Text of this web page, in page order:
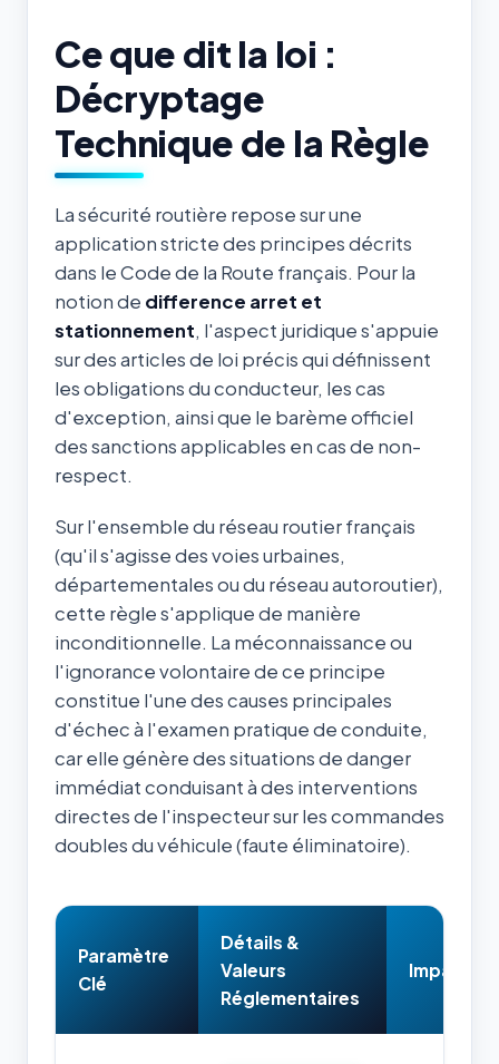
Ce que dit la loi :
Décryptage
Technique de la Règle
La sécurité routière repose sur une
application stricte des principes décrits
dans le Code de la Route français. Pour la
notion de difference arret et
stationnement, l'aspect juridique s'appuie
sur des articles de loi précis qui définissent
les obligations du conducteur, les cas
d'exception, ainsi que le barème officiel
des sanctions applicables en cas de non-
respect.
Sur l'ensemble du réseau routier français
(qu'il s'agisse des voies urbaines,
départementales ou du réseau autoroutier),
cette règle s'applique de manière
inconditionnelle. La méconnaissance ou
l'ignorance volontaire de ce principe
constitue l'une des causes principales
d'échec à l'examen pratique de conduite,
car elle génère des situations de danger
immédiat conduisant à des interventions
directes de l'inspecteur sur les commandes
doubles du véhicule (faute éliminatoire).
Paramètre
Clé
Détails &
Valeurs
Réglementaires
Impact &